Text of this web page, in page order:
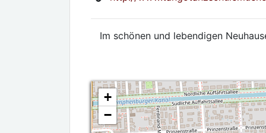
Im schönen und lebendigen
+
−